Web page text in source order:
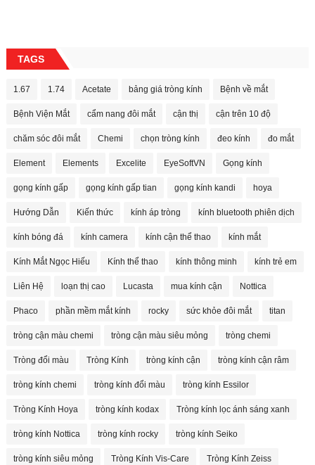
TAGS
1.67 1.74 Acetate bảng giá tròng kính Bệnh về mắt
Bệnh Viện Mắt cẩm nang đôi mắt cận thị cận trên 10 độ
chăm sóc đôi mắt Chemi chọn tròng kính đeo kính đo mắt
Element Elements Excelite EyeSoftVN Gọng kính
gọng kính gấp gọng kính gấp tian gọng kính kandi hoya
Hướng Dẫn Kiến thức kính áp tròng kính bluetooth phiên dịch
kính bóng đá kính camera kính cận thể thao kính mắt
Kính Mắt Ngọc Hiếu Kính thể thao kính thông minh kính trẻ em
Liên Hệ loạn thị cao Lucasta mua kính cận Nottica
Phaco phần mềm mắt kính rocky sức khỏe đôi mắt titan
tròng cận màu chemi tròng cận màu siêu mỏng tròng chemi
Tròng đổi màu Tròng Kính tròng kính cận tròng kính cận râm
tròng kính chemi tròng kính đổi màu tròng kính Essilor
Tròng Kính Hoya tròng kính kodax Tròng kính lọc ánh sáng xanh
tròng kính Nottica tròng kính rocky tròng kính Seiko
tròng kính siêu mỏng Tròng Kính Vis-Care Tròng Kính Zeiss